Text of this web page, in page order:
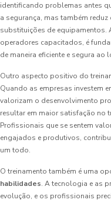
identificando problemas antes
a segurança, mas também
substituições de equipamentos.
operadores capacitados, é
de maneira eficiente e segura ao
Outro aspecto positivo do
Quando as empresas investem
valorizam o desenvolvimento
resultar em maior satisfação no
Profissionais que se sentem
engajados e produtivos,
um todo.
O treinamento também é uma
habilidades. A tecnologia e as
evolução, e os profissionais